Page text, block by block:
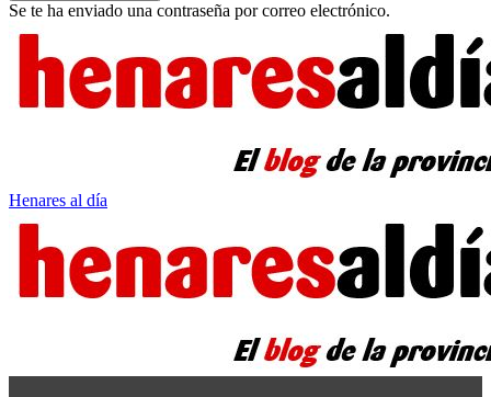
Se te ha enviado una contraseña por correo electrónico.
Henares al día